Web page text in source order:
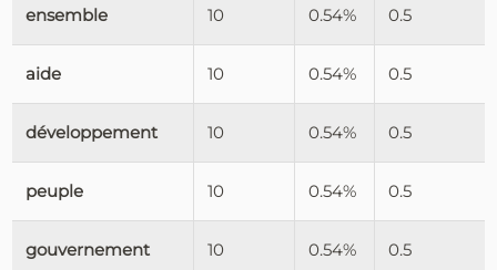
ensemble 10 0.54% 0.5
aide 10 0.54% 0.5
développement 10 0.54% 0.5
peuple 10 0.54% 0.5
gouvernement 10 0.54% 0.5